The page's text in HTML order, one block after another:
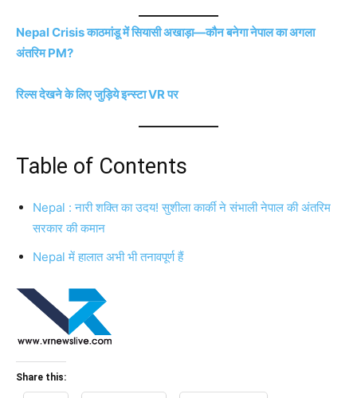
Nepal Crisis काठमांडू में सियासी अखाड़ा—कौन बनेगा नेपाल का अगला
अंतरिम PM?
रिल्स देखने के लिए जुड़िये इन्स्टा VR पर
Table of Contents
Nepal : नारी शक्ति का उदय! सुशीला कार्की ने संभाली नेपाल की अंतरिम
सरकार की कमान
Nepal में हालात अभी भी तनावपूर्ण हैं
Share this: